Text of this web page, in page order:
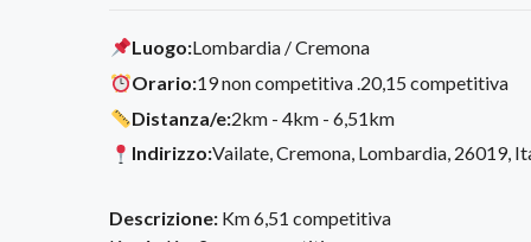
Luogo:Lombardia / Cremona
Orario:19 non competitiva .20,15 competitiva
Distanza/e:2km - 4km - 6,51km
Indirizzo:Vailate, Cremona, Lombardia, 26019,
Descrizione: Km 6,51 competitiva